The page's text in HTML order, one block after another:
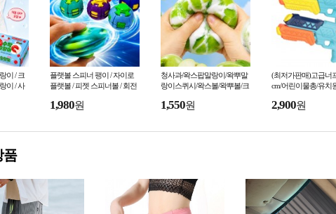
이 / 크
이 / 사
플랫볼 스피너 팽이 / 자이로
플랫볼 / 피젯 스피너볼 / 회전
1,980원
청사과/왁스팝말랑이/왁뿌말
랑이스퀴시/왁스볼/왁뿌볼/크
크림 말랑이
1,550원
(최저가판매)고급너
cm/어린이물총/유치
2,900원
품